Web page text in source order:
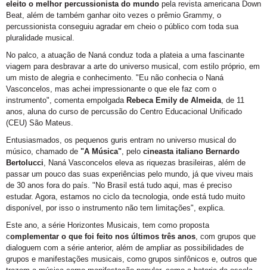
eleito o melhor percussionista do mundo pela revista americana Down
Beat, além de também ganhar oito vezes o prêmio Grammy, o
percussionista conseguiu agradar em cheio o público com toda sua
pluralidade musical.
No palco, a atuação de Naná conduz toda a plateia a uma fascinante
viagem para desbravar a arte do universo musical, com estilo próprio, em
um misto de alegria e conhecimento. "Eu não conhecia o Naná
Vasconcelos, mas achei impressionante o que ele faz com o
instrumento", comenta empolgada Rebeca Emily de Almeida, de 11
anos, aluna do curso de percussão do Centro Educacional Unificado
(CEU) São Mateus.
Entusiasmados, os pequenos guris entram no universo musical do
músico, chamado de "A Música", pelo cineasta italiano Bernardo
Bertolucci, Naná Vasconcelos eleva as riquezas brasileiras, além de
passar um pouco das suas experiências pelo mundo, já que viveu mais
de 30 anos fora do país. "No Brasil está tudo aqui, mas é preciso
estudar. Agora, estamos no ciclo da tecnologia, onde está tudo muito
disponível, por isso o instrumento não tem limitações", explica.
Este ano, a série Horizontes Musicais, tem como proposta
complementar o que foi feito nos últimos três anos, com grupos que
dialoguem com a série anterior, além de ampliar as possibilidades de
grupos e manifestações musicais, como grupos sinfônicos e, outros que